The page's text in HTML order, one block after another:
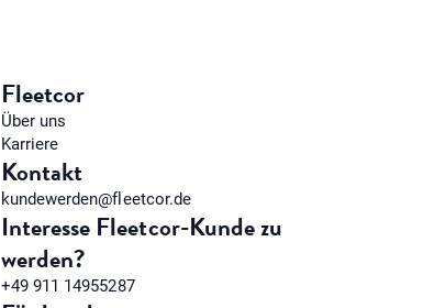
Fleetcor
Über uns
Karriere
Kontakt
kundewerden@fleetcor.de
Interesse Fleetcor-Kunde zu
werden?
+49 911 14955287